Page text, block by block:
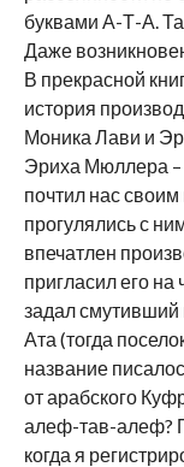
буквами А-Т-А.
Даже
В прекрасной
история
Моника Лави и
Эриха Мюллера –
почтил нас
прогулялись с
впечатлен
пригласил его на
задал
Ата (тогда
название
от арабского
алеф-тав-алеф?
когда я